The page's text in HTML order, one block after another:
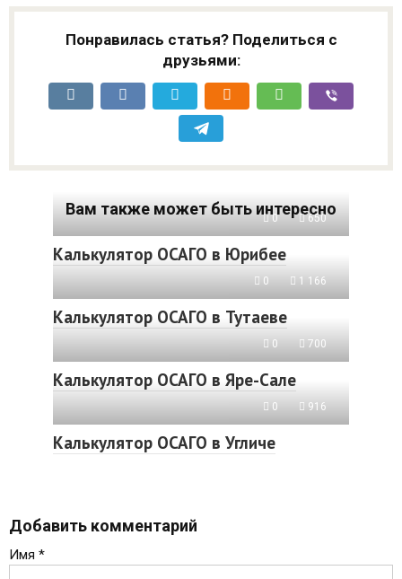
Понравилась статья? Поделиться с
друзьями:
Вам также может быть интересно
0 650
Калькулятор ОСАГО в Юрибее
0 1 166
Калькулятор ОСАГО в Тутаеве
0 700
Калькулятор ОСАГО в Яре-Сале
0 916
Калькулятор ОСАГО в Угличе
Добавить комментарий
Имя *